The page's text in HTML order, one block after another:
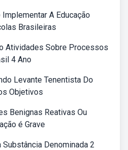
A Educação
Brasileiras
Atividades Sobre Processos
4 Ano
Levante Tenentista Do
Objetivos
Benignas Reativas Ou
é Grave
Substância Denominada 2